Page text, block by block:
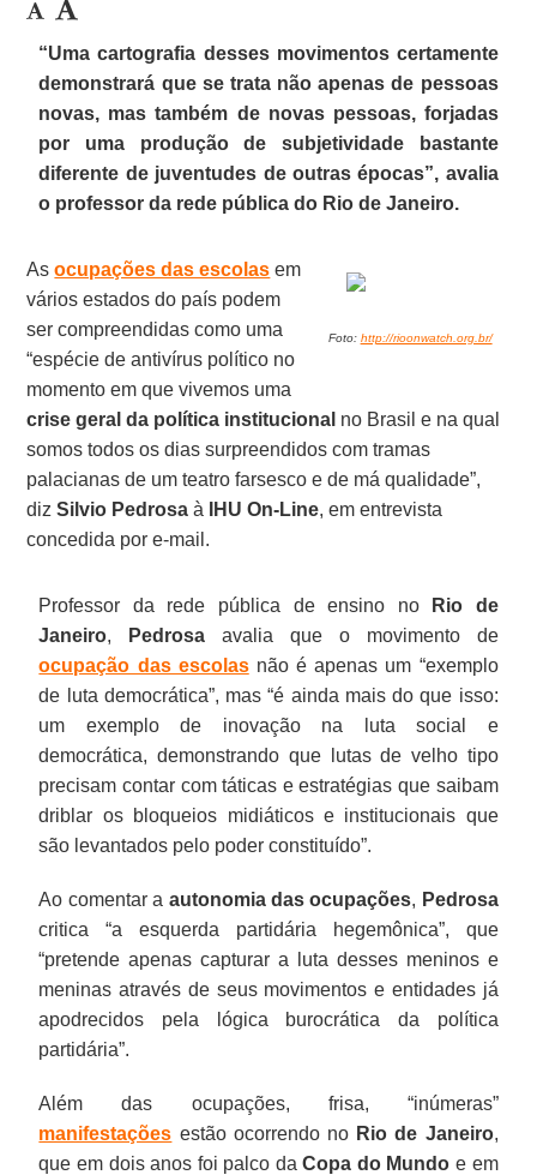
“Uma cartografia desses movimentos certamente
demonstrará que se trata não apenas de pessoas
novas, mas também de novas pessoas, forjadas
por uma produção de subjetividade bastante
diferente de juventudes de outras épocas”, avalia
o professor da rede pública do Rio de Janeiro.
Foto: http://rioonwatch.org.br/
Asocupações das escolas em
vários estados do país podem
ser compreendidas como uma
“espécie de antivírus político no
momento em que vivemos uma
crise geral da política institucional no Brasil e na qual
somos todos os dias surpreendidos com tramas
palacianas de um teatro farsesco e de má qualidade”,
dizSilvio Pedrosa à IHU On-Line, em entrevista
concedida por e-mail.
Professor da rede pública de ensino no
Rio de
Janeiro, Pedrosa avalia que o movimento de
ocupação das escolasnão é apenas um “exemplo
de luta democrática”, mas “é ainda mais do que isso:
um exemplo de inovação na luta social e
democrática, demonstrando que lutas de velho tipo
precisam contar com táticas e estratégias que saibam
driblar os bloqueios midiáticos e institucionais que
são levantados pelo poder constituído”.
Ao comentar a autonomia das ocupações, Pedrosa
critica “a esquerda partidária hegemônica”, que
“pretende apenas capturar a luta desses meninos e
meninas através de seus movimentos e entidades já
apodrecidos pela lógica burocrática da política
partidária”.
Além das ocupações, frisa, “inúmeras”
manifestações estão ocorrendo no Rio de Janeiro,
que em dois anos foi palco da Copa do Mundo e em